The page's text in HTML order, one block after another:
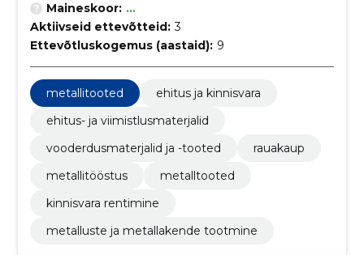
Maineskoor: ...
Aktiivseid ettevõtteid: 3
Ettevõtluskogemus (aastaid): 9
metallitooted
ehitus ja kinnisvara
ehitus- ja viimistlusmaterjalid
vooderdusmaterjalid ja -tooted
rauakaup
metallitööstus
metalltooted
kinnisvara rentimine
metalluste ja metallakende tootmine